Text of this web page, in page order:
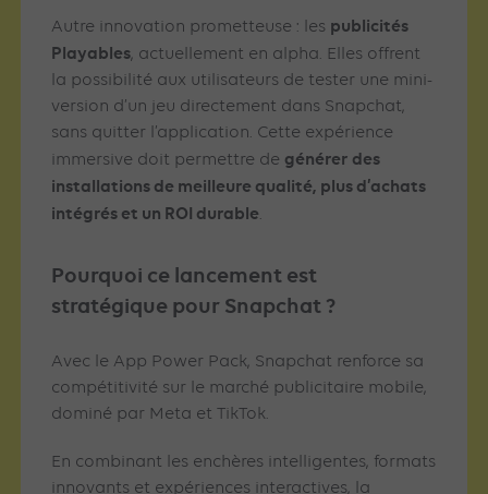
Autre innovation prometteuse : les publicités
Playables, actuellement en alpha. Elles offrent
la possibilité aux utilisateurs de tester une mini-
version d’un jeu directement dans Snapchat,
sans quitter l’application. Cette expérience
immersive doit permettre de générer des
installations de meilleure qualité, plus d’achats
intégrés et un ROI durable.
Pourquoi ce lancement est
stratégique pour Snapchat ?
Avec le App Power Pack, Snapchat renforce sa
compétitivité sur le marché publicitaire mobile,
dominé par Meta et TikTok.
En combinant les enchères intelligentes, formats
innovants et expériences interactives, la